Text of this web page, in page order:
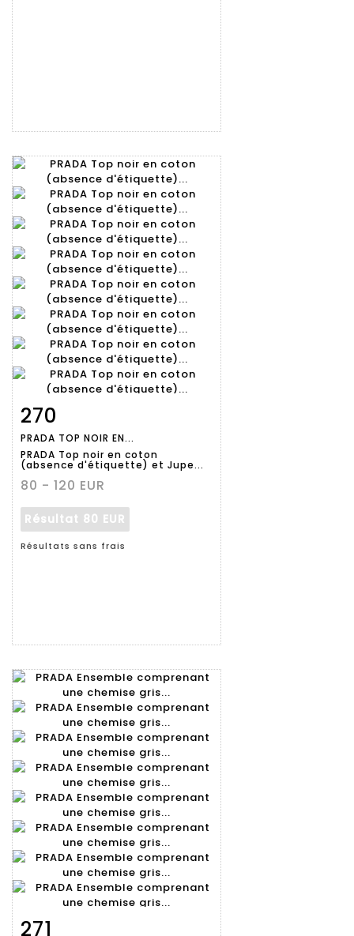
Fiche
détaillée
270
PRADA TOP NOIR EN...
PRADA Top noir en coton
(absence d'étiquette) et Jupe...
80 - 120 EUR
Résultat 80 EUR
Résultats sans frais
271